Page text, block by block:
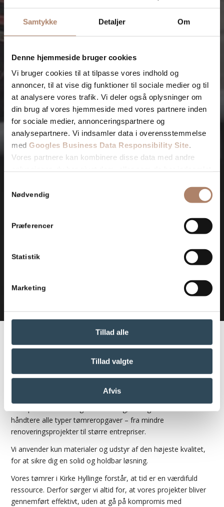
Samtykke Detaljer Om
Denne hjemmeside bruger cookies
Vi bruger cookies til at tilpasse vores indhold og
annoncer, til at vise dig funktioner til sociale medier og til
at analysere vores trafik. Vi deler også oplysninger om
din brug af vores hjemmeside med vores partnere inden
for sociale medier, annonceringspartnere og
analysepartnere. Vi indsamler data i overensstemmelse
med Googles Business Data Responsibility Site.
Vores partnere kan kombinere disse data med andre
Nødvendig
Præferencer
Statistik
Marketing
Tillad alle
Tillad valgte
Afvis
TØMRERFIRMA MED FAGLIG
Leder du efter en dygtig tømrer i Kirke Hyllinge, der løser
opgaver for både private og erhverv? Hos Stokholm
håndtere alle typer tømreropgaver – fra mindre
renoveringsprojekter til større entrepriser.
Vi anvender kun materialer og udstyr af den højeste kvalitet,
for at sikre dig en solid og holdbar løsning.
Vores tømrer i Kirke Hyllinge forstår, at tid er en værdifuld
ressource. Derfor sørger vi altid for, at vores projekter bliver
gennemført effektivt, uden at gå på kompromis med